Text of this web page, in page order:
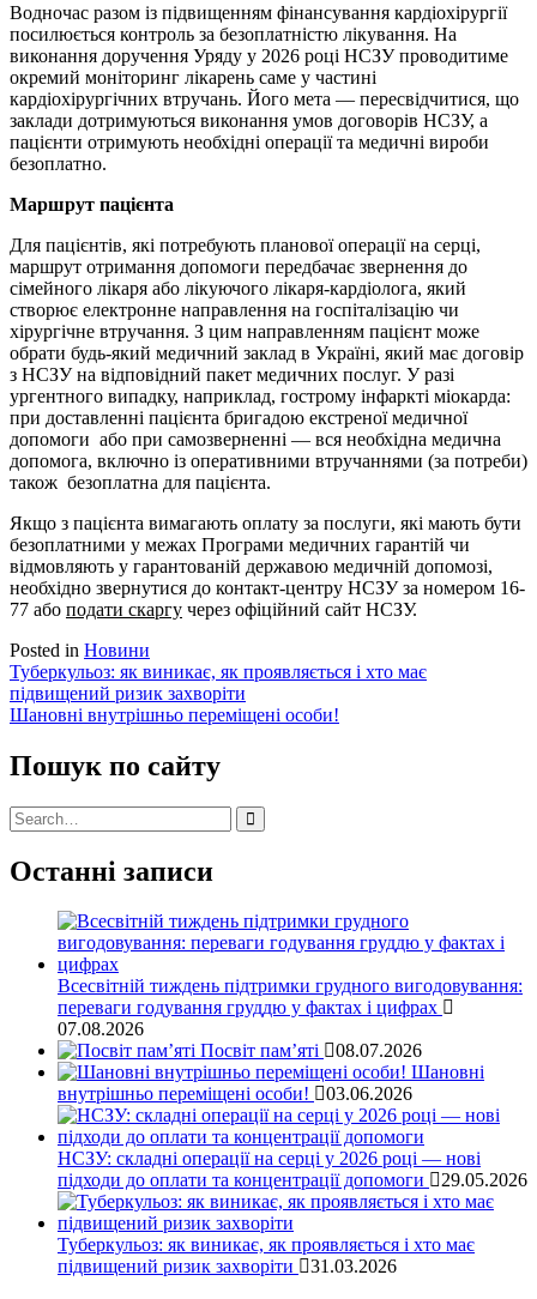
Водночас разом із підвищенням фінансування кардіохірургії
посилюється контроль за безоплатністю лікування. На
виконання доручення Уряду у 2026 році НСЗУ проводитиме
окремий моніторинг лікарень саме у частині
кардіохірургічних втручань. Його мета — пересвідчитися, що
заклади дотримуються виконання умов договорів НСЗУ, а
пацієнти отримують необхідні операції та медичні вироби
безоплатно.
Маршрут пацієнта
Для пацієнтів, які потребують планової операції на серці,
маршрут отримання допомоги передбачає звернення до
сімейного лікаря або лікуючого лікаря-кардіолога, який
створює електронне направлення на госпіталізацію чи
хірургічне втручання. З цим направленням пацієнт може
обрати будь-який медичний заклад в Україні, який має договір
з НСЗУ на відповідний пакет медичних послуг. У разі
ургентного випадку, наприклад, гострому інфаркті міокарда:
при доставленні пацієнта бригадою екстреної медичної
допомоги або при самозверненні — вся необхідна медична
допомога, включно із оперативними втручаннями (за потреби)
також безоплатна для пацієнта.
Якщо з пацієнта вимагають оплату за послуги, які мають бути
безоплатними у межах Програми медичних гарантій чи
відмовляють у гарантованій державою медичній допомозі,
необхідно звернутися до контакт-центру НСЗУ за номером 16-
77 або подати скаргу через офіційний сайт НСЗУ.
Posted in Новини
Навігація
записів
Туберкульоз: як виникає, як проявляється і хто має
підвищений ризик захворіти
Шановні внутрішньо переміщені особи!
Пошук по сайту
Останні записи
Всесвітній тиждень підтримки грудного вигодовування:
переваги годування груддю у фактах і цифрах
07.08.2026
Посвіт пам’яті
08.07.2026
Шановні
внутрішньо переміщені особи!
03.06.2026
НСЗУ: складні операції на серці у 2026 році — нові
підходи до оплати та концентрації допомоги
29.05.2026
Туберкульоз: як виникає, як проявляється і хто має
підвищений ризик захворіти
31.03.2026